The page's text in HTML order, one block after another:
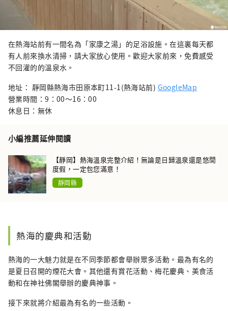
在熱海站前有一間名為「家康之湯」的足浴設施。在這裏每天都
有人前來換水清掃，請大家放心使用。歡迎大家前來，免費感受
不回灌的的溫泉水。
地址： 靜岡縣熱海市田原本町11-1(熱海站前) GoogleMap
營業時間：9：00～16：00
休息日：無休
小編推薦延伸閱讀
【靜岡】熱海溫泉完整介紹！無論是日歸溫泉還是悠閒
度假，一定包您滿意！
靜岡縣
熱海的慶典和活動
熱海的一大魅力就是在不同季節都會舉辦眾多活動。最為有名的
是夏日召開的煙花大會。其他還有賞花活動、梅花慶典、美食活
動和在神社佛閣舉辦的慶典神事。
接下來就將介紹最為有名的一些活動。